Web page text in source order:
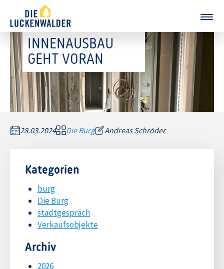
INNENAUSBAU
GEHT VORAN
28.03.2024 Die Burg Andreas Schröder
Kategorien
burg
Die Burg
stadtgespräch
Verkaufsobjekte
Archiv
2026